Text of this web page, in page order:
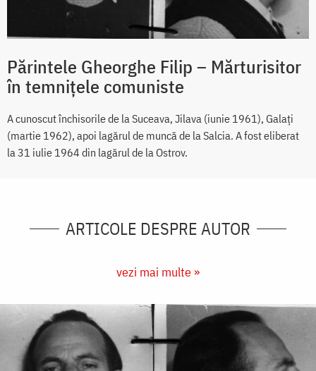
Părintele Gheorghe Filip – Mărturisitor
în temnițele comuniste
A cunoscut închisorile de la Suceava, Jilava (iunie 1961), Galați
(martie 1962), apoi lagărul de muncă de la Salcia. A fost eliberat
la 31 iulie 1964 din lagărul de la Ostrov.
ARTICOLE DESPRE AUTOR
vezi mai multe »